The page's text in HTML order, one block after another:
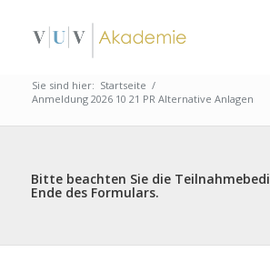
Sie sind hier: Startseite /
Anmeldung 2026 10 21 PR Alternative Anlagen
Bitte beachten Sie die
Ende des Formulars.